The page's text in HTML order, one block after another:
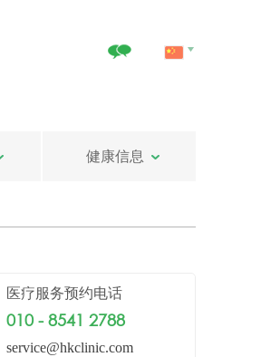
健康信息
医疗服务预约电话
010 - 8541 2788
service@hkclinic.com